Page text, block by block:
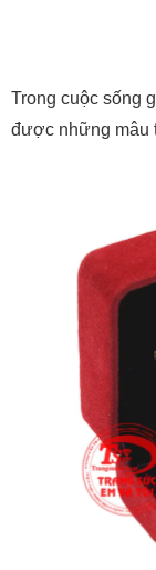
Trong cuộc sống
được những mâu